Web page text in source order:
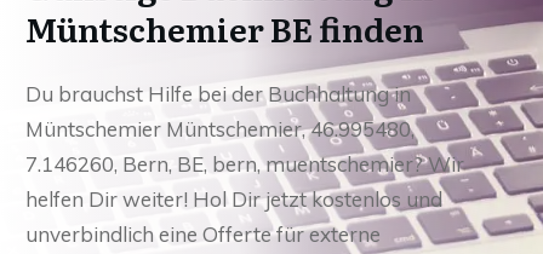
Müntschemier BE finden
Du brauchst Hilfe bei der Buchhaltung in
Müntschemier Müntschemier, 46.995480,
7.146260, Bern, BE, bern, muentschemier? Wir
helfen Dir weiter! Hol Dir jetzt kostenlos und
unverbindlich eine Offerte für externe